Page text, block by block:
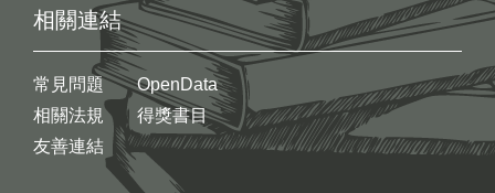
相關連結
常見問題
相關法規
友善連結
OpenData
得獎書目